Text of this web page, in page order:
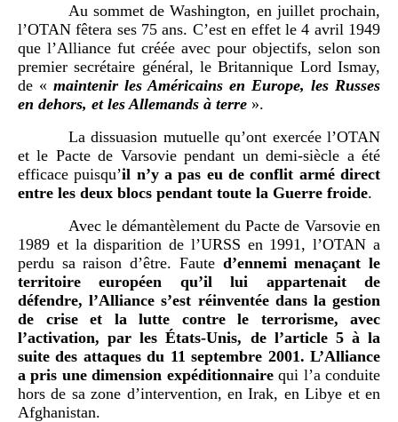
Au sommet de Washington, en juillet prochain,
l’OTAN fêtera ses 75 ans. C’est en effet le 4 avril 1949
que l’Alliance fut créée avec pour objectifs, selon son
premier secrétaire général, le Britannique Lord Ismay,
de « maintenir les Américains en Europe, les Russes
en dehors, et les Allemands à terre ».
La dissuasion mutuelle qu’ont exercée l’OTAN
et le Pacte de Varsovie pendant un demi-siècle a été
efficace puisqu’il n’y a pas eu de conflit armé direct
entre les deux blocs pendant toute la Guerre froide.
Avec le démantèlement du Pacte de Varsovie en
1989 et la disparition de l’URSS en 1991, l’OTAN a
perdu sa raison d’être. Faute d’ennemi menaçant le
territoire européen qu’il lui appartenait de
défendre, l’Alliance s’est réinventée dans la gestion
de crise et la lutte contre le terrorisme, avec
l’activation, par les États-Unis, de l’article 5 à la
suite des attaques du 11 septembre 2001. L’Alliance
a pris une dimension expéditionnairequi l’a conduite
hors de sa zone d’intervention, en Irak, en Libye et en
Afghanistan.